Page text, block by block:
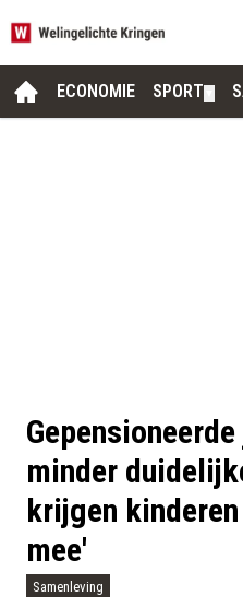
ECONOMIE SPORT
minder
krijgen
mee'
Samenleving